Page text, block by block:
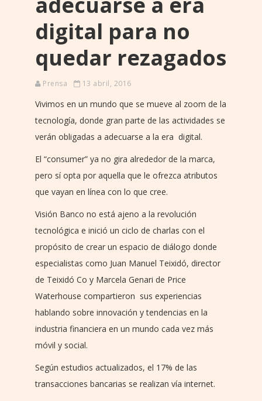
digital para no
quedar rezagados
Prensa 13 abril, 2016
Vivimos en un mundo que se mueve al zoom de la
tecnología, donde gran parte de las actividades se
verán obligadas a adecuarse a la era digital.
El “consumer” ya no gira alrededor de la marca,
pero sí opta por aquella que le ofrezca atributos
que vayan en línea con lo que cree.
Visión Banco no está ajeno a la revolución
tecnológica e inició un ciclo de charlas con el
propósito de crear un espacio de diálogo donde
especialistas como Juan Manuel Teixidó, director
de Teixidó Co y Marcela Genari de Price
Waterhouse compartieron sus experiencias
hablando sobre innovación y tendencias en la
industria financiera en un mundo cada vez más
móvil y social.
Según estudios actualizados, el 17% de las
transacciones bancarias se realizan vía internet.